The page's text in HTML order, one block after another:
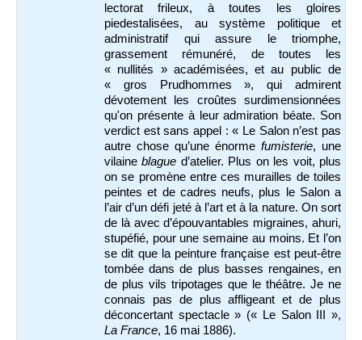
lectorat frileux, à toutes les gloires
piedestalisées, au système politique et
administratif qui assure le triomphe,
grassement rémunéré, de toutes les
« nullités » académisées, et au public de
« gros Prudhommes », qui admirent
dévotement les croûtes surdimensionnées
qu'on présente à leur admiration béate. Son
verdict est sans appel : « Le Salon n’est pas
autre chose qu’une énorme fumisterie, une
vilaineblague d’atelier. Plus on les voit, plus
on se promène entre ces murailles de toiles
peintes et de cadres neufs, plus le Salon a
l’air d’un défi jeté à l’art et à la nature. On sort
de là avec d’épouvantables migraines, ahuri,
stupéfié, pour une semaine au moins. Et l’on
se dit que la peinture française est peut-être
tombée dans de plus basses rengaines, en
de plus vils tripotages que le théâtre. Je ne
connais pas de plus affligeant et de plus
déconcertant spectacle » (« Le Salon III »,
La France, 16 mai 1886).